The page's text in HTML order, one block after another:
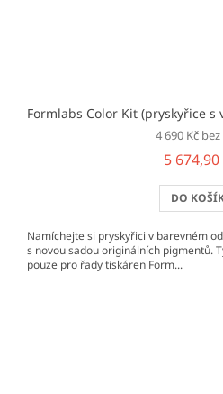
Formlabs Color Kit (pryskyřice
4 690 Kč
5 674,90
DO
Namíchejte si pryskyřici v barevném
s novou sadou originálních pigmentů.
pouze pro řady tiskáren Form...